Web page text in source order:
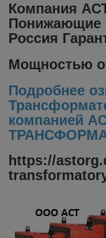
Компания
Понижающие
Россия
Мощностью
Подробнее
компанией
https://